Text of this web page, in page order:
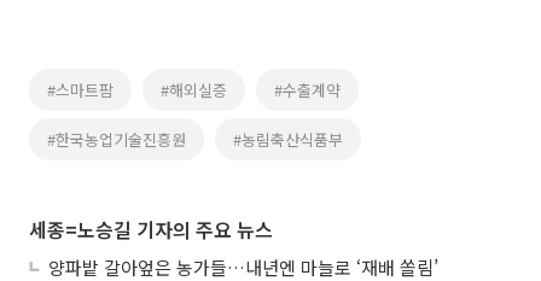
#스마트팜 #해외실증 #수출계약
#한국농업기술진흥원 #농림축산식품부
세종=노승길 기자의 주요 뉴스
양파밭 갈아엎은 농가들…내년엔 마늘로 ‘재배 쏠림’